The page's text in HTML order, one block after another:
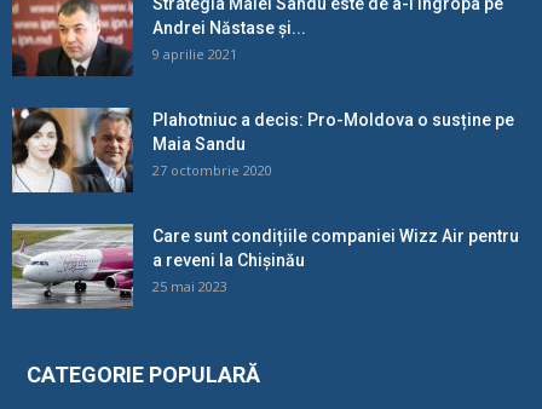
Andrei Năstase și...
9 aprilie 2021
Plahotniuc a decis: Pro-Moldova o susține pe
Maia Sandu
27 octombrie 2020
Care sunt condițiile companiei Wizz Air pentru
a reveni la Chișinău
25 mai 2023
CATEGORIE POPULARĂ